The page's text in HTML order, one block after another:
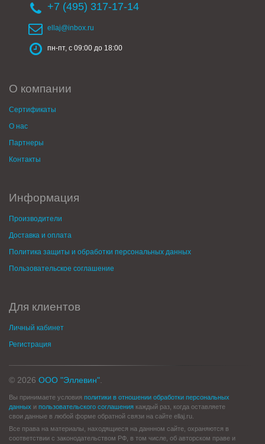
+7 (495) 317-17-14
ellaj@inbox.ru
пн-пт, с 09:00 до 18:00
О компании
Сертификаты
О нас
Партнеры
Контакты
Информация
Производители
Доставка и оплата
Политика защиты и обработки персональных данных
Пользовательское соглашение
Для клиентов
Личный кабинет
Регистрация
© 2026 ООО "Эллевин"
Вы принимаете условия политики в отношении обработки персональных
данных и пользовательского соглашения каждый раз, когда оставляете
свои данные в любой форме обратной связи на сайте ellaj.ru.
Все права на материалы, находящиеся на даннном сайте, охраняются в
соответствии с законодательством РФ, в том числе, об авторском праве и